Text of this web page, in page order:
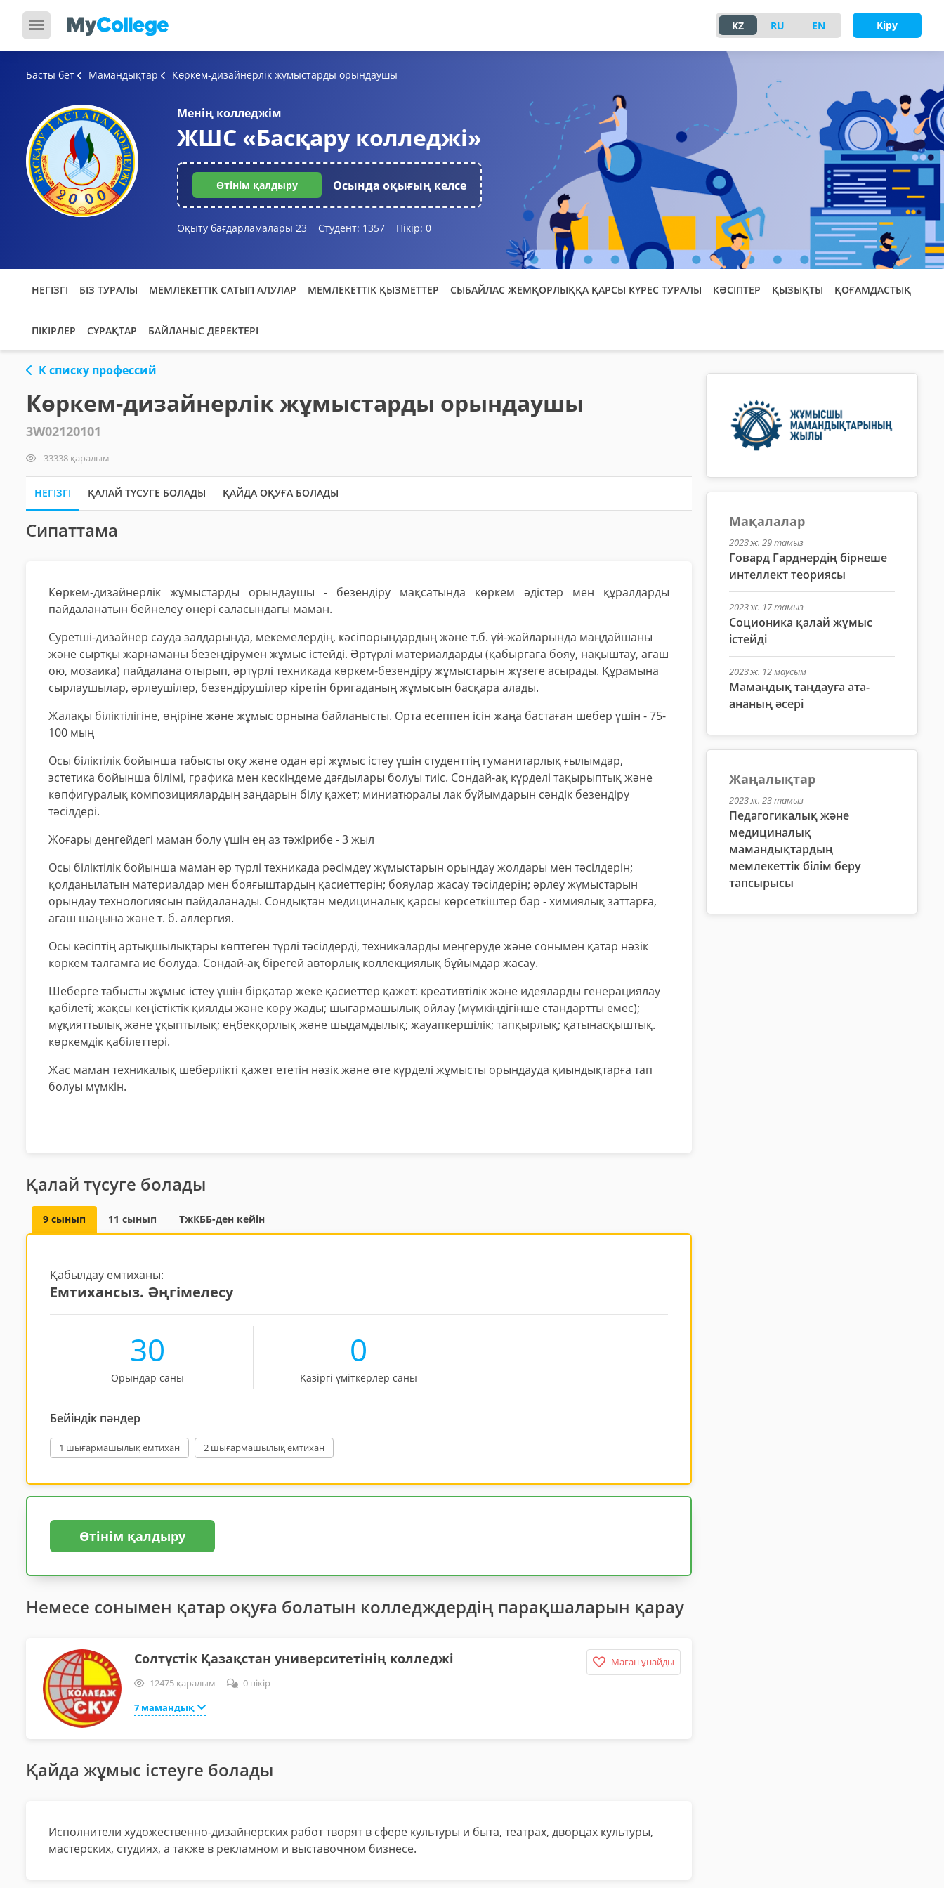
KZ RU EN Кіру
Басты бет Мамандықтар Көркем-дизайнерлік жұмыстарды орындаушы
Менің колледжім
ЖШС «Басқару колледжі»
Өтінім қалдыру Осында оқығың келсе
Оқыту бағдарламалары 23 Студент: 1357 Пікір: 0
НЕГІЗГІ БІЗ ТУРАЛЫ МЕМЛЕКЕТТІК САТЫП АЛУЛАР МЕМЛЕКЕТТІК ҚЫЗМЕТТЕР СЫБАЙЛАС ЖЕМҚОРЛЫҚҚА ҚАРСЫ КҮРЕС ТУРАЛЫ КӘСІПТЕР ҚЫЗЫҚТЫ ҚОҒАМДАСТЫҚ
ПІКІРЛЕР СҰРАҚТАР БАЙЛАНЫС ДЕРЕКТЕРІ
К списку профессий
Көркем-дизайнерлік жұмыстарды орындаушы
3W02120101
33338 қаралым
НЕГІЗГІ ҚАЛАЙ ТҮСУГЕ БОЛАДЫ ҚАЙДА ОҚУҒА БОЛАДЫ
Сипаттама
Көркем-дизайнерлік жұмыстарды орындаушы - безендіру мақсатында көркем әдістер мен құралдарды
пайдаланатын бейнелеу өнері саласындағы маман.
Суретші-дизайнер сауда залдарында, мекемелердің, кәсіпорындардың және т.б. үй-жайларында маңдайшаны
және сыртқы жарнаманы безендірумен жұмыс істейді. Әртүрлі материалдарды (қабырғаға бояу, нақыштау, ағаш
ою, мозаика) пайдалана отырып, әртүрлі техникада көркем-безендіру жұмыстарын жүзеге асырады. Құрамына
сырлаушылар, әрлеушілер, безендірушілер кіретін бригаданың жұмысын басқара алады.
Жалақы біліктілігіне, өңіріне және жұмыс орнына байланысты. Орта есеппен ісін жаңа бастаған шебер үшін - 75-
100 мың
Осы біліктілік бойынша табысты оқу және одан әрі жұмыс істеу үшін студенттің гуманитарлық ғылымдар,
эстетика бойынша білімі, графика мен кескіндеме дағдылары болуы тиіс. Сондай-ақ күрделі тақырыптық және
көпфигуралық композициялардың заңдарын білу қажет; миниатюралы лак бұйымдарын сәндік безендіру
тәсілдері.
Жоғары деңгейдегі маман болу үшін ең аз тәжірибе - 3 жыл
Осы біліктілік бойынша маман әр түрлі техникада рәсімдеу жұмыстарын орындау жолдары мен тәсілдерін;
қолданылатын материалдар мен бояғыштардың қасиеттерін; бояулар жасау тәсілдерін; әрлеу жұмыстарын
орындау технологиясын пайдаланады. Сондықтан медициналық қарсы көрсеткіштер бар - химиялық заттарға,
ағаш шаңына және т. б. аллергия.
Осы кәсіптің артықшылықтары көптеген түрлі тәсілдерді, техникаларды меңгеруде және сонымен қатар нәзік
көркем талғамға ие болуда. Сондай-ақ бірегей авторлық коллекциялық бұйымдар жасау.
Шеберге табысты жұмыс істеу үшін бірқатар жеке қасиеттер қажет: креативтілік және идеяларды генерациялау
қабілеті; жақсы кеңістіктік қиялды және көру жады; шығармашылық ойлау (мүмкіндігінше стандартты емес);
мұқияттылық және ұқыптылық; еңбекқорлық және шыдамдылық; жауапкершілік; тапқырлық; қатынасқыштық.
көркемдік қабілеттері.
Жас маман техникалық шеберлікті қажет ететін нәзік және өте күрделі жұмысты орындауда қиындықтарға тап
болуы мүмкін.
Қалай түсуге болады
9 сынып 11 сынып ТжКББ-ден кейін
Қабылдау емтиханы:
Емтихансыз. Әңгімелесу
30
Орындар саны
0
Қазіргі үміткерлер саны
Бейіндік пәндер
1 шығармашылық емтихан 2 шығармашылық емтихан
Өтінім қалдыру
Немесе сонымен қатар оқуға болатын колледждердің парақшаларын қарау
Солтүстік Қазақстан университетінің колледжі
12475 қаралым
0 пікір
7 мамандық
Маған ұнайды
Қайда жұмыс істеуге болады
Исполнители художественно-дизайнерских работ творят в сфере культуры и быта, театрах, дворцах культуры,
мастерских, студиях, а также в рекламном и выставочном бизнесе.
Мақалалар
2023 ж. 29 тамыз
Говард Гарднердің бірнеше
интеллект теориясы
2023 ж. 17 тамыз
Соционика қалай жұмыс
істейді
2023 ж. 12 маусым
Мамандық таңдауға ата-
ананың әсері
Жаңалықтар
2023 ж. 23 тамыз
Педагогикалық және
медициналық
мамандықтардың
мемлекеттік білім беру
тапсырысы